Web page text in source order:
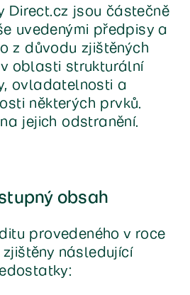
Direct.cz jsou částečně
uvedenými předpisy a
z důvodu zjištěných
oblasti strukturální
ovladatelnosti a
některých prvků.
jejich odstranění.
obsah
provedeného v roce
následující